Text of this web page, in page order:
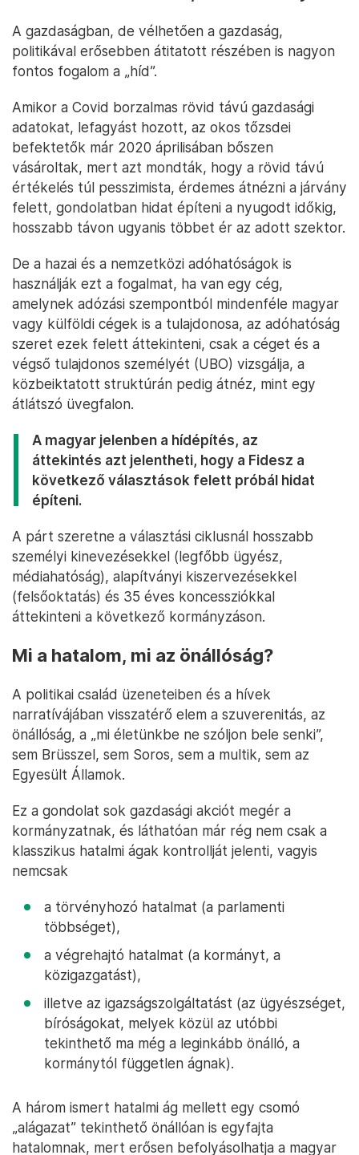
A gazdaságban, de vélhetően a gazdaság,
politikával erősebben átitatott részében is nagyon
fontos fogalom a „híd”.
Amikor a Covid borzalmas rövid távú gazdasági
adatokat, lefagyást hozott, az okos tőzsdei
befektetők már 2020 áprilisában bőszen
vásároltak, mert azt mondták, hogy a rövid távú
értékelés túl pesszimista, érdemes átnézni a járvány
felett, gondolatban hidat építeni a nyugodt időkig,
hosszabb távon ugyanis többet ér az adott szektor.
De a hazai és a nemzetközi adóhatóságok is
használják ezt a fogalmat, ha van egy cég,
amelynek adózási szempontból mindenféle magyar
vagy külföldi cégek is a tulajdonosa, az adóhatóság
szeret ezek felett áttekinteni, csak a céget és a
végső tulajdonos személyét (UBO) vizsgálja, a
közbeiktatott struktúrán pedig átnéz, mint egy
átlátszó üvegfalon.
A magyar jelenben a hídépítés, az
áttekintés azt jelentheti, hogy a Fidesz a
következő választások felett próbál hidat
építeni.
A párt szeretne a választási ciklusnál hosszabb
személyi kinevezésekkel (legfőbb ügyész,
médiahatóság), alapítványi kiszervezésekkel
(felsőoktatás) és 35 éves koncessziókkal
áttekinteni a következő kormányzáson.
Mi a hatalom, mi az önállóság?
A politikai család üzeneteiben és a hívek
narratívájában visszatérő elem a szuverenitás, az
önállóság, a „mi életünkbe ne szóljon bele senki”,
sem Brüsszel, sem Soros, sem a multik, sem az
Egyesült Államok.
Ez a gondolat sok gazdasági akciót megér a
kormányzatnak, és láthatóan már rég nem csak a
klasszikus hatalmi ágak kontrollját jelenti, vagyis
nemcsak
a törvényhozó hatalmat (a parlamenti
többséget),
a végrehajtó hatalmat (a kormányt, a
közigazgatást),
illetve az igazságszolgáltatást (az ügyészséget,
bíróságokat, melyek közül az utóbbi
tekinthető ma még a leginkább önálló, a
kormánytól független ágnak).
A három ismert hatalmi ág mellett egy csomó
„alágazat” tekinthető önállóan is egyfajta
hatalomnak, mert erősen befolyásolhatja a magyar